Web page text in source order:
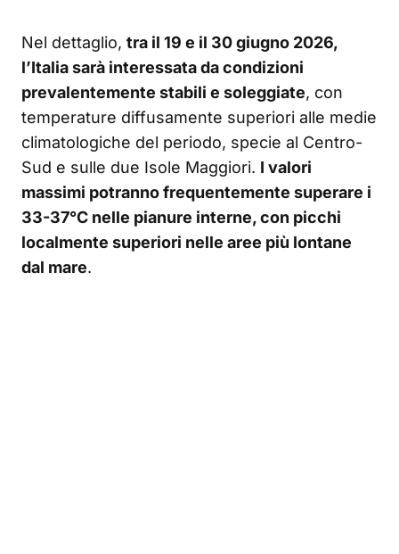
Nel dettaglio, tra il 19 e il 30 giugno 2026,
l’Italia sarà interessata da condizioni
prevalentemente stabili e soleggiate, con
temperature diffusamente superiori alle medie
climatologiche del periodo, specie al Centro-
Sud e sulle due Isole Maggiori. I valori
massimi potranno frequentemente superare i
33-37°C nelle pianure interne, con picchi
localmente superiori nelle aree più lontane
dal mare.